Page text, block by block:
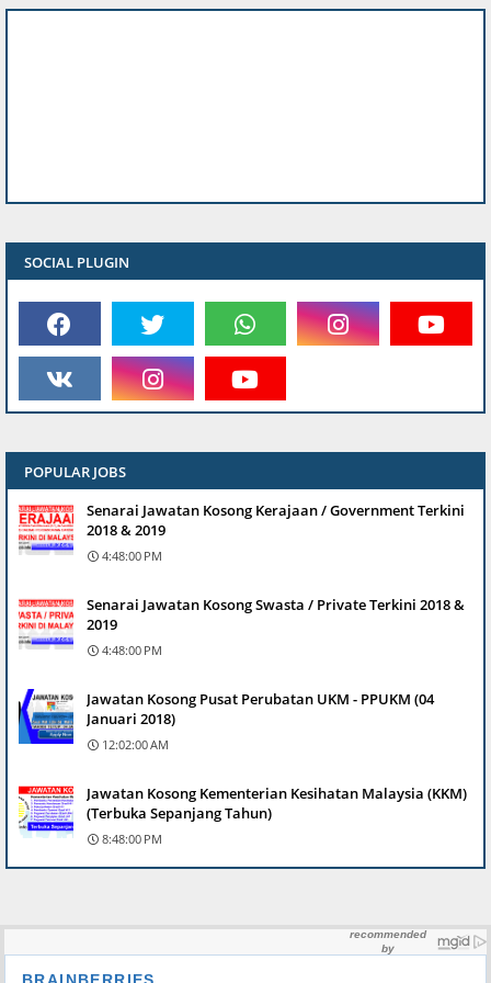
SOCIAL PLUGIN
POPULAR JOBS
Senarai Jawatan Kosong Kerajaan / Government Terkini
2018 & 2019
4:48:00 PM
Senarai Jawatan Kosong Swasta / Private Terkini 2018 &
2019
4:48:00 PM
Jawatan Kosong Pusat Perubatan UKM - PPUKM (04
Januari 2018)
12:02:00 AM
Jawatan Kosong Kementerian Kesihatan Malaysia (KKM)
(Terbuka Sepanjang Tahun)
8:48:00 PM